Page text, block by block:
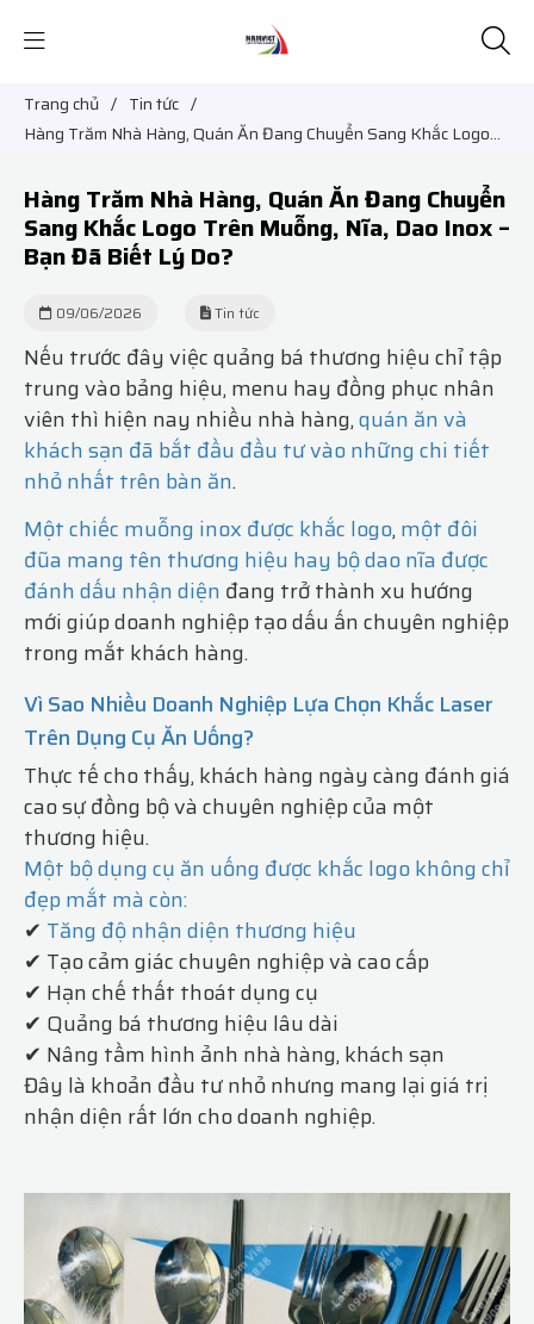
Trang chủ / Tin tức /
Hàng Trăm Nhà Hàng, Quán Ăn Đang Chuyển Sang Khắc Logo
Hàng Trăm Nhà Hàng, Quán Ăn Đang Chuyển
Sang Khắc Logo Trên Muỗng, Nĩa, Dao Inox –
Bạn Đã Biết Lý Do?
09/06/2026 Tin tức
Nếu trước đây việc quảng bá thương hiệu chỉ tập
trung vào bảng hiệu, menu hay đồng phục nhân
viên thì hiện nay nhiều nhà hàng,quán ăn và
khách sạn đã bắt đầu đầu tư vào những chi tiết
nhỏ nhất trên bàn ăn.
Một chiếc muỗng inox được khắc logo,một đôi
đũa mang tên thương hiệu hay bộ dao nĩa được
đánh dấu nhận diện đang trở thành xu hướng
mới giúp doanh nghiệp tạo dấu ấn chuyên nghiệp
trong mắt khách hàng.
Vì Sao Nhiều Doanh Nghiệp Lựa Chọn Khắc Laser
Trên Dụng Cụ Ăn Uống?
Thực tế cho thấy, khách hàng ngày càng đánh giá
cao sự đồng bộ và chuyên nghiệp của một
thương hiệu.
Một bộ dụng cụ ăn uống được khắc logo không chỉ
đẹp mắt mà còn:
✔ Tăng độ nhận diện thương hiệu
✔ Tạo cảm giác chuyên nghiệp và cao cấp
✔ Hạn chế thất thoát dụng cụ
✔ Quảng bá thương hiệu lâu dài
✔ Nâng tầm hình ảnh nhà hàng, khách sạn
Đây là khoản đầu tư nhỏ nhưng mang lại giá trị
nhận diện rất lớn cho doanh nghiệp.